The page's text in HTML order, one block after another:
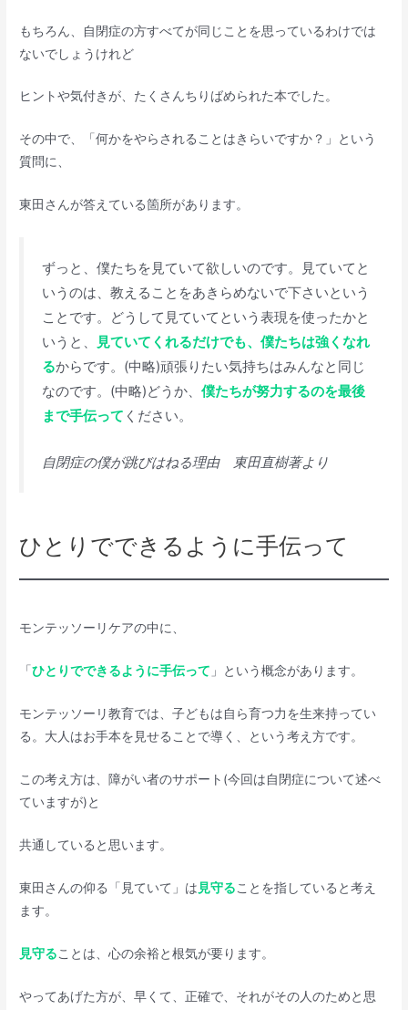
もちろん、自閉症の方すべてが同じことを思っているわけでは
ないでしょうけれど
ヒントや気付きが、たくさんちりばめられた本でした。
その中で、「何かをやらされることはきらいですか？」という
質問に、
東田さんが答えている箇所があります。
ずっと、僕たちを見ていて欲しいのです。見ていてと
いうのは、教えることをあきらめないで下さいという
ことです。どうして見ていてという表現を使ったかと
いうと、
見ていてくれるだけでも、僕たちは強くなれ
るからです。(中略)頑張りたい気持ちはみんなと同じ
なのです。(中略)どうか、僕たちが努力するのを最後
まで手伝って ください。
自閉症の僕が跳びはねる理由 東田直樹著より
ひとりでできるように手伝って
モンテッソーリケアの中に、
「ひとりでできるように手伝って 」という概念があります。
モンテッソーリ教育では、子どもは自ら育つ力を生来持ってい
る。大人はお手本を見せることで導く、という考え方です。
この考え方は、障がい者のサポート(今回は自閉症について述べ
ていますが)と
共通していると思います。
東田さんの仰る「見ていて」は 見守ることを指していると考え
ます。
見守ることは、心の余裕と根気が要ります。
やってあげた方が、早くて、正確で、それがその人のためと思